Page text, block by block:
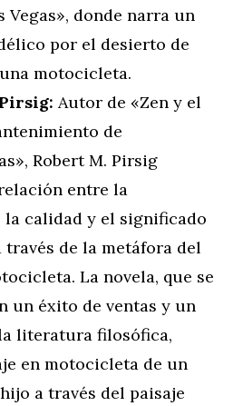
Vegas», donde narra un
por el desierto de
motocicleta.
Autor de «Zen y el
de
Robert M. Pirsig
entre la
calidad y el significado
través de la metáfora del
La novela, que se
un éxito de ventas y un
literatura filosófica,
en motocicleta de un
a través del paisaje